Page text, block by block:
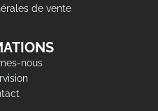
de vente
nous